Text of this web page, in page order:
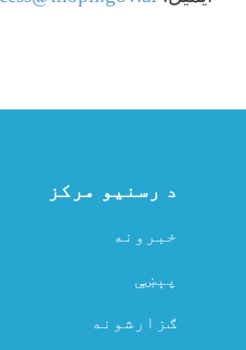
د رسنیو مرکز
خبرونه
پېښې
ګزارشونه